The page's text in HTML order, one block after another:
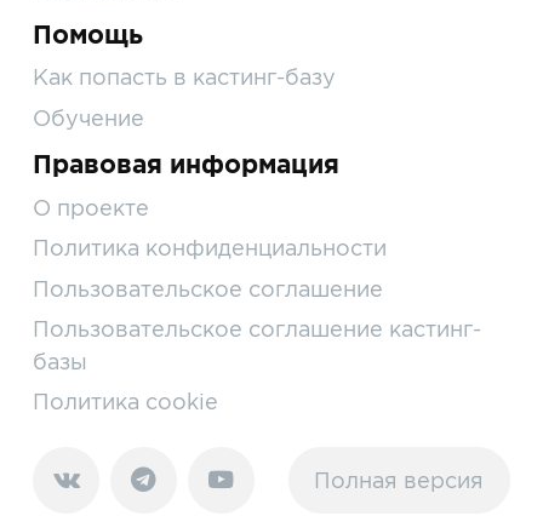
Помощь
Как попасть в кастинг-базу
Обучение
Правовая информация
О проекте
Политика конфиденциальности
Пользовательское соглашение
Пользовательское соглашение кастинг-
базы
Политика cookie
Полная версия